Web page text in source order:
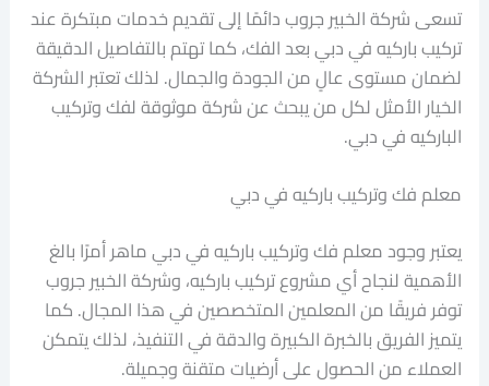
تسعى شركة الخبير جروب دائمًا إلى تقديم خدمات مبتكرة عند
تركيب باركيه في دبي بعد الفك، كما تهتم بالتفاصيل الدقيقة
لضمان مستوى عالٍ من الجودة والجمال. لذلك تعتبر الشركة
الخيار الأمثل لكل من يبحث عن شركة موثوقة لفك وتركيب
الباركيه في دبي.
معلم فك وتركيب باركيه في دبي
يعتبر وجود معلم فك وتركيب باركيه في دبي ماهر أمرًا بالغ
الأهمية لنجاح أي مشروع تركيب باركيه، وشركة الخبير جروب
توفر فريقًا من المعلمين المتخصصين في هذا المجال. كما
يتميز الفريق بالخبرة الكبيرة والدقة في التنفيذ، لذلك يتمكن
العملاء من الحصول على أرضيات متقنة وجميلة.